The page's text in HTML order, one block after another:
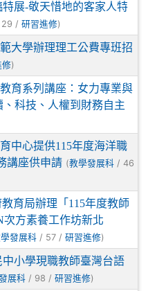
特展-敬天惜地的客家人特
/ 研習進修)
大學辦理理工公費專班招
修)
育系列講座：女力專業與
科技、人權到財務自主
中心提供115年度海洋職
講座供申請 (教學發展科 / 46
育局辦理「115年度教師
方素養工作坊新北
發展科 / 57 / 研習進修)
中小學現職教師臺灣台語
展科 / 98 / 研習進修)